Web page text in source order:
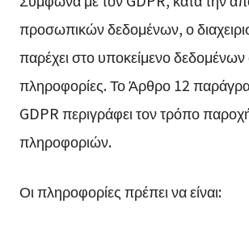
προσωπικών δεδομένων, ο
παρέχει στο υποκείμενο δεδομένων
πληροφορίες. Το Άρθρο 12
GDPR περιγράφει τον τρόπο
πληροφοριών.
Οι πληροφορίες πρέπει να είναι: